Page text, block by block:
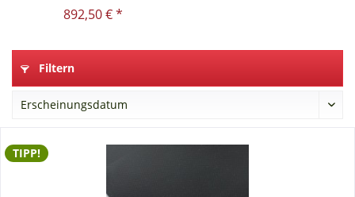
892,50 € *
Filtern
TIPP!